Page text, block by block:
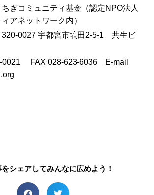
ぎコミュニティ基金（認定NPO法人
アネットワーク内）
宇都宮市塙田2-5-1 共生ビ
0021 FAX 028-623-6036 E-mail
シェアしてみんなに広めよう！